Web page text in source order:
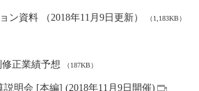
ン資料 （2018年11月9日更新） （1,183KB）
正業績予想 （187KB）
説明会 [本編] (2018年11月9日開催)